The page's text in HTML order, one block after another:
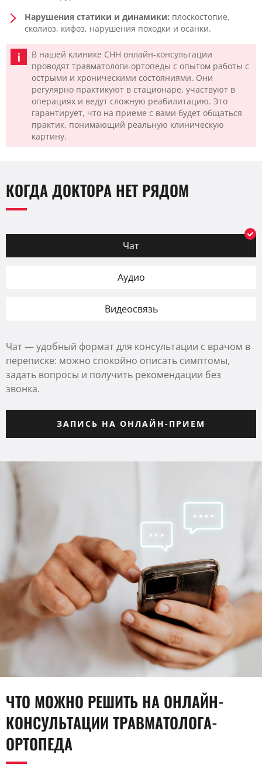
Нарушения статики и динамики: плоскостопие,
сколиоз, кифоз, нарушения походки и осанки.
В нашей клинике CHH онлайн-консультации
проводят травматологи-ортопеды с опытом работы с
острыми и хроническими состояниями. Они
регулярно практикуют в стационаре, участвуют в
операциях и ведут сложную реабилитацию. Это
гарантирует, что на приеме с вами будет общаться
практик, понимающий реальную клиническую
картину.
КОГДА ДОКТОРА НЕТ РЯДОМ
Чат
Аудио
Видеосвязь
Чат — удобный формат для консультации с врачом в
переписке: можно спокойно описать симптомы,
задать вопросы и получить рекомендации без
звонка.
ЗАПИСЬ НА ОНЛАЙН-ПРИЕМ
ЧТО МОЖНО РЕШИТЬ НА ОНЛАЙН-
КОНСУЛЬТАЦИИ ТРАВМАТОЛОГА-
ОРТОПЕДА